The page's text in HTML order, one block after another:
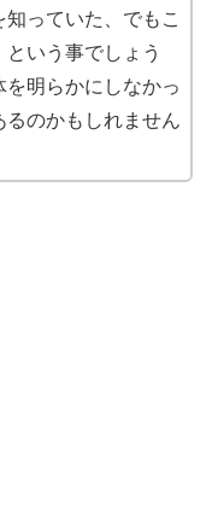
っていた、でもこ
いう事でしょう
明らかにしなかっ
のかもしれません